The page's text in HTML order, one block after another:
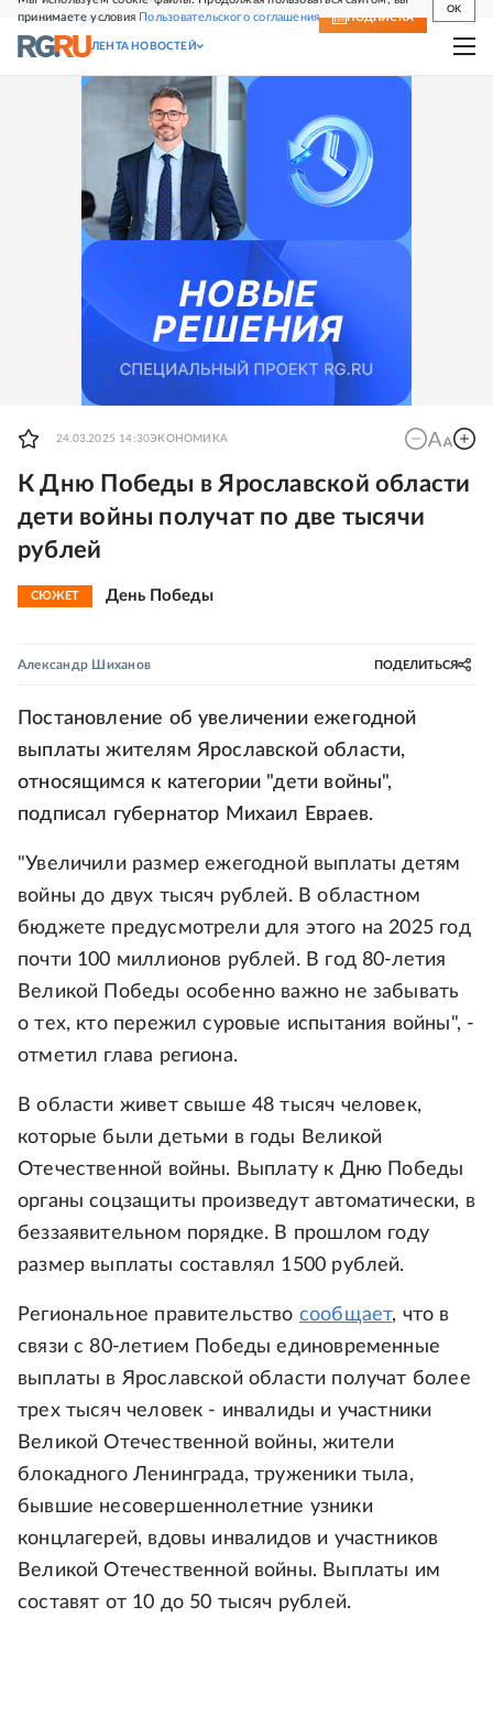
принимаете условия Пользовательского соглашения
OK
СВЕЖИЙ НОМЕР ПОДПИСКА
ЛЕНТА НОВОСТЕЙ
24.03.2025 14:30ЭКОНОМИКА
К Дню Победы в Ярославской области
дети войны получат по две тысячи
рублей
СЮЖЕТ День Победы
Александр Шиханов ПОДЕЛИТЬСЯ
Постановление об увеличении ежегодной
выплаты жителям Ярославской области,
относящимся к категории "дети войны",
подписал губернатор Михаил Евраев.
"Увеличили размер ежегодной выплаты детям
войны до двух тысяч рублей. В областном
бюджете предусмотрели для этого на 2025 год
почти 100 миллионов рублей. В год 80-летия
Великой Победы особенно важно не забывать
о тех, кто пережил суровые испытания войны", -
отметил глава региона.
В области живет свыше 48 тысяч человек,
которые были детьми в годы Великой
Отечественной войны. Выплату к Дню Победы
органы соцзащиты произведут автоматически, в
беззаявительном порядке. В прошлом году
размер выплаты составлял 1500 рублей.
Региональное правительство сообщает, что в
связи с 80-летием Победы единовременные
выплаты в Ярославской области получат более
трех тысяч человек - инвалиды и участники
Великой Отечественной войны, жители
блокадного Ленинграда, труженики тыла,
бывшие несовершеннолетние узники
концлагерей, вдовы инвалидов и участников
Великой Отечественной войны. Выплаты им
составят от 10 до 50 тысяч рублей.